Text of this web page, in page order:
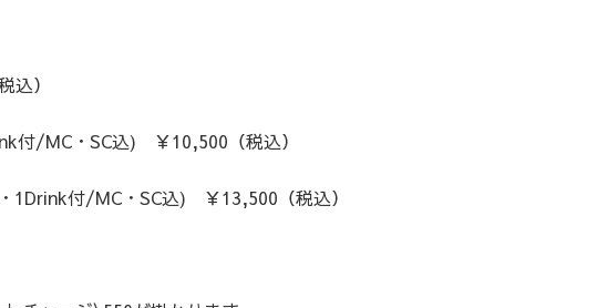
）
付/MC・SC込) ￥10,500（税込）
1Drink付/MC・SC込) ￥13,500（税込）